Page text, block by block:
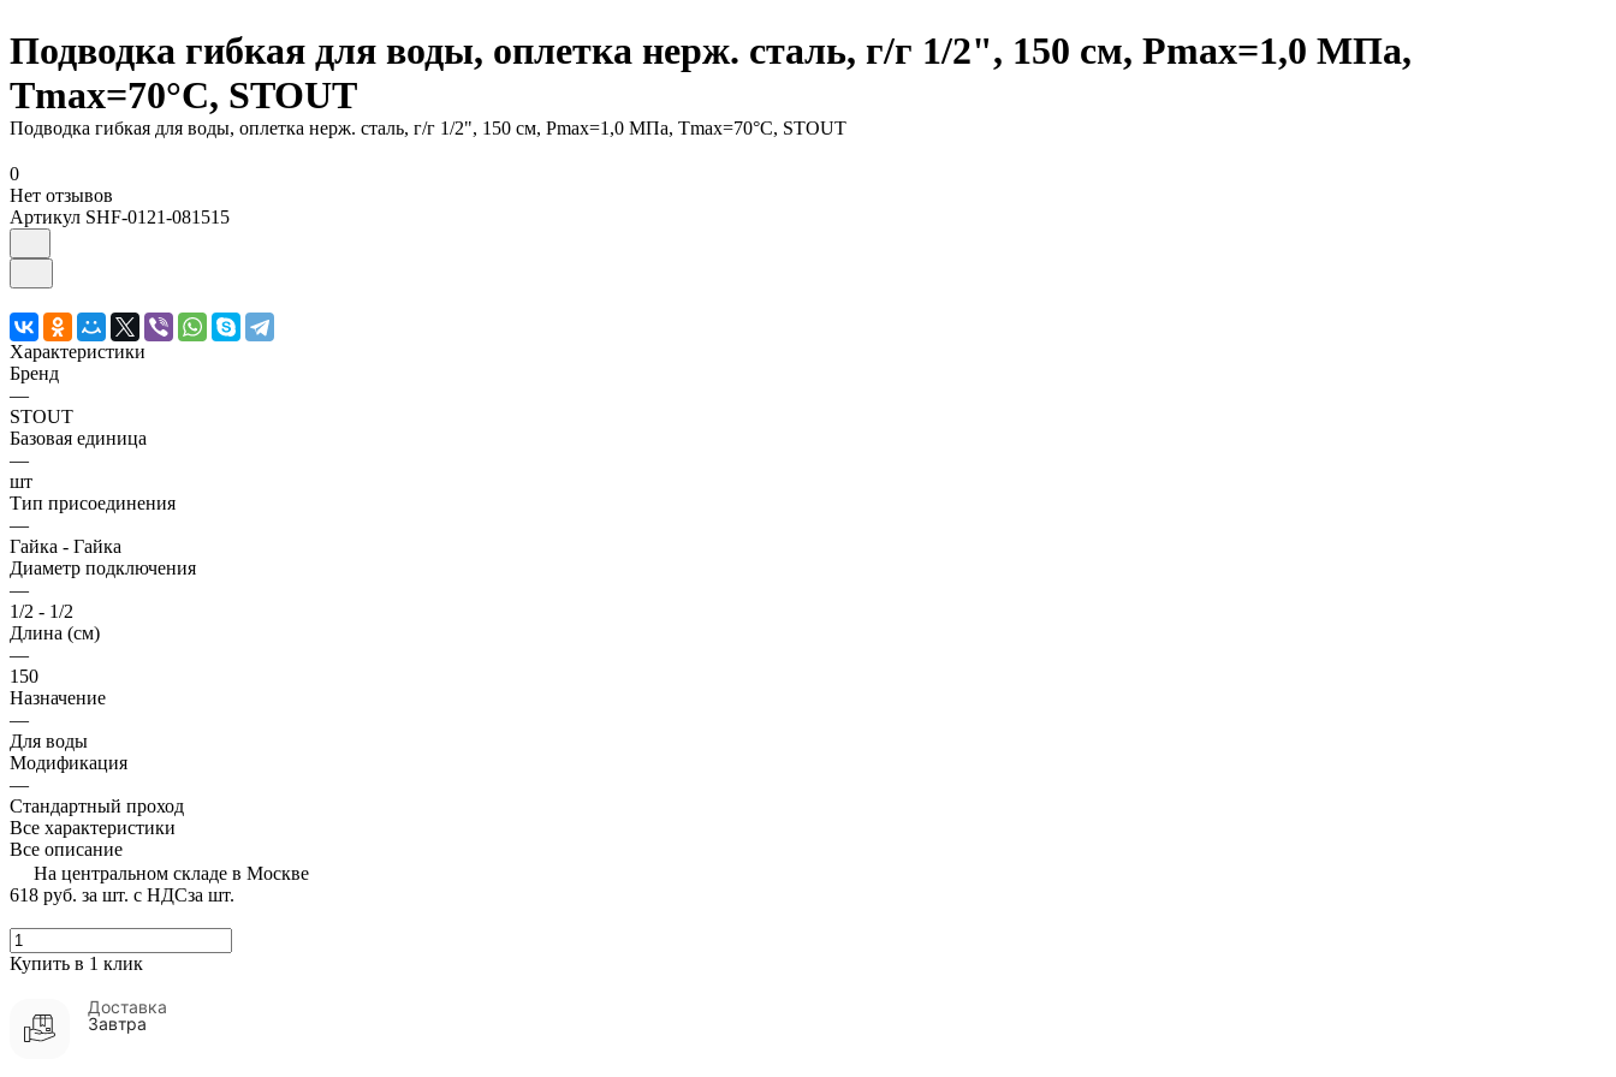
Подводка гибкая для воды, оплетка нерж. cталь, г/г 1/2", 150 см, Pmax=1,0 МПа,
Tmax=70°С, STOUT
Подводка гибкая для воды, оплетка нерж. cталь, г/г 1/2", 150 см, Pmax=1,0 МПа, Tmax=70°С, STOUT
0
Нет отзывов
Артикул SHF-0121-081515
Характеристики
Бренд
—
STOUT
Базовая единица
—
шт
Тип присоединения
—
Гайка - Гайка
Диаметр подключения
—
1/2 - 1/2
Длина (см)
—
150
Назначение
—
Для воды
Модификация
—
Стандартный проход
Все характеристики
Все описание
На центральном складе в Москве
618 руб. за шт. с НДСза шт.
Купить в 1 клик
Доставка
Завтра